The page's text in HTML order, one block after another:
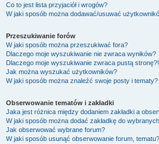
Co to jest lista przyjaciół i wrogów?
W jaki sposób można dodawać/usuwać
Przeszukiwanie forów
W jaki sposób można przeszukiwać fora?
Dlaczego moje wyszukiwanie nie zwraca wyników?
Dlaczego moje wyszukiwanie zwraca pustą stronę?!
Jak można wyszukać użytkowników?
W jaki sposób można znaleźć swoje posty i tematy?
Obserwowanie tematów i zakładki
Jaka jest różnica między dodaniem zakładki a
W jaki sposób można dodać zakładkę do
Jak obserwować wybrane forum?
W jaki sposób usunąć obserwowanie forum, tematu?